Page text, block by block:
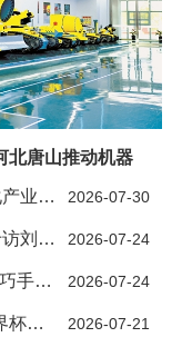
唐山推动机器
区域协同创新提速 业界探索系统化产业实践 2026-07-30
致敬大国院士 赓续科学薪火——专访刘嘉麒院士纪实 2026-07-24
锁定“高精尖” 借力“超级脑” 善用“灵巧手”— 2026-07-24
从“照单生产”到定义潮流，义乌世界杯生意如何推陈 2026-07-21